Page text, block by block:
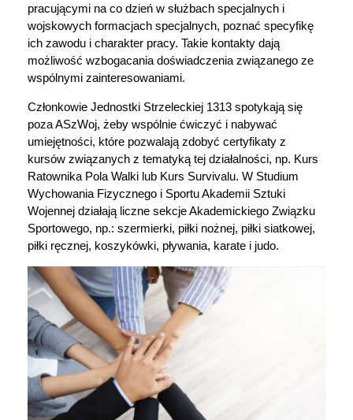
pracującymi na co dzień w służbach specjalnych i
wojskowych formacjach specjalnych, poznać specyfikę
ich zawodu i charakter pracy. Takie kontakty dają
możliwość wzbogacania doświadczenia związanego ze
wspólnymi zainteresowaniami.
Członkowie Jednostki Strzeleckiej 1313 spotykają się
poza ASzWoj, żeby wspólnie ćwiczyć i nabywać
umiejętności, które pozwalają zdobyć certyfikaty z
kursów związanych z tematyką tej działalności, np. Kurs
Ratownika Pola Walki lub Kurs Survivalu. W Studium
Wychowania Fizycznego i Sportu Akademii Sztuki
Wojennej działają liczne sekcje Akademickiego Związku
Sportowego, np.: szermierki, piłki nożnej, piłki siatkowej,
piłki ręcznej, koszykówki, pływania, karate i judo.